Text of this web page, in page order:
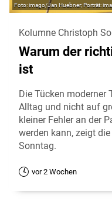
imago/Jan Huebner; Porträt:
Kolumne Christoph
Warum der
ist
Die Tücken moderner
Alltag und nicht auf
kleiner Fehler an der
werden kann, zeigt
Sonntag.
vor 2 Wochen